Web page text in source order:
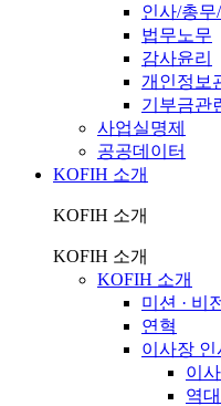
인사/총무
법무노무
감사윤리
개인정보
기부금관
사업실명제
공공데이터
KOFIH 소개
KOFIH 소개
KOFIH 소개
KOFIH 소개
미션 · 비
연혁
이사장 인
이
역